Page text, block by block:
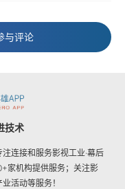
与评论
技术
连接和服务影视工业·幕后
家机构提供服务；关注影
活动等服务！